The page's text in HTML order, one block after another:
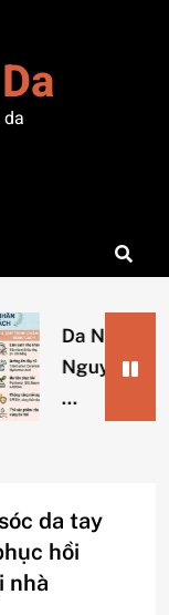
Da Nhạy
Nguyên Nhân
…
da tay
hồi
nhà